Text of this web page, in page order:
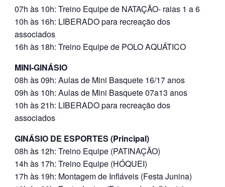
07h às 10h: Treino Equipe de NATAÇÃO- raias 1 a 6
10h às 16h: LIBERADO para recreação dos
associados
16h às 18h: Treino Equipe de POLO AQUÁTICO
MINI-GINÁSIO
08h às 09h: Aulas de Mini Basquete 16/17 anos
09h às 10h: Aulas de Mini Basquete 07a13 anos
10h às 21h: LIBERADO para recreação dos
associados
GINÁSIO DE ESPORTES (Principal)
08h às 12h: Treino Equipe (PATINAÇÃO)
14h às 17h: Treino Equipe (HÓQUEI)
17h às 19h: Montagem de Infláveis (Festa Junina)